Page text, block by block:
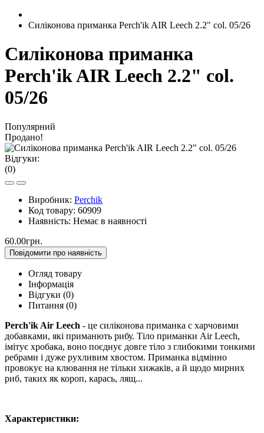
Силіконова приманка Perch'ik AIR Leech 2.2" col. 05/26
Силіконова приманка
Perch'ik AIR Leech 2.2" col.
05/26
Популярний
Продано!
Відгуки:
(0)
Виробник: Perchik
Код товару: 60909
Наявність: Немає в наявності
60.00грн.
Повідомити про наявність
Огляд товару
Інформація
Відгуки (0)
Питання (0)
Perch'ik Air Leech - це силіконова приманка с харчовими
добавками, які приманють рибу. Тіло приманки Air Leech,
імітує хробака, воно поєднує довге тіло з глибокими тонкими
ребрами і дуже рухливим хвостом. Приманка відмінно
провокує на клювання не тільки хижаків, а й щодо мирних
риб, таких як короп, карась, лящ...
Характеристики: